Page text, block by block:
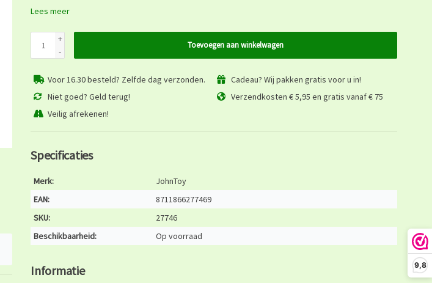
9,8
Lees meer
+
-
Toevoegen aan winkelwagen
Voor 16.30 besteld? Zelfde dag verzonden.
Cadeau? Wij pakken gratis voor u in!
Niet goed? Geld terug!
Verzendkosten € 5,95 en gratis vanaf € 75
Veilig afrekenen!
Specificaties
Merk:
JohnToy
EAN:
8711866277469
SKU:
27746
Beschikbaarheid:
Op voorraad
Informatie